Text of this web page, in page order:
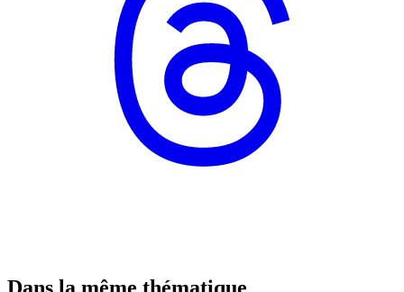
Dans la même thématique